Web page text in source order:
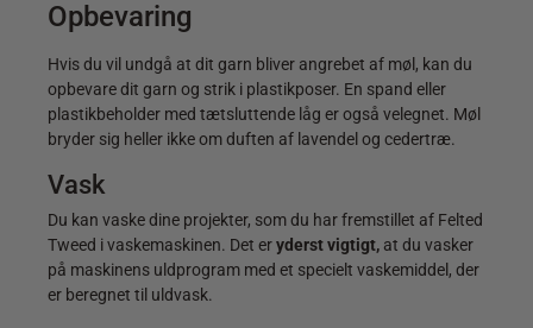
Opbevaring
Hvis du vil undgå at dit garn bliver angrebet af møl, kan du
opbevare dit garn og strik i plastikposer. En spand eller
plastikbeholder med tætsluttende låg er også velegnet. Møl
bryder sig heller ikke om duften af lavendel og cedertræ.
Vask
Du kan vaske dine projekter, som du har fremstillet af Felted
Tweed i vaskemaskinen. Det eryderst vigtigt, at du vasker
på maskinens uldprogram med et specielt vaskemiddel, der
er beregnet til uldvask.